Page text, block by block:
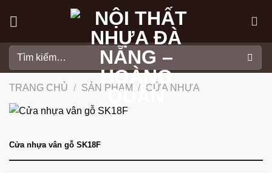
kiếm:
TRANG CHỦ / SẢN PHẨM / CỬA NHỰA
Cửa nhựa vân gỗ SK18F